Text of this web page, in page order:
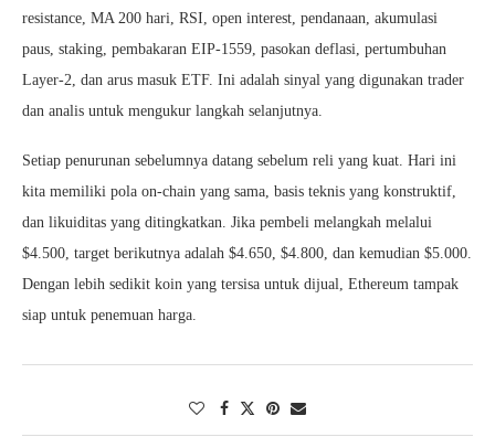
resistance, MA 200 hari, RSI, open interest, pendanaan, akumulasi
paus, staking, pembakaran EIP-1559, pasokan deflasi, pertumbuhan
Layer-2, dan arus masuk ETF. Ini adalah sinyal yang digunakan trader
dan analis untuk mengukur langkah selanjutnya.
Setiap penurunan sebelumnya datang sebelum reli yang kuat. Hari ini
kita memiliki pola on-chain yang sama, basis teknis yang konstruktif,
dan likuiditas yang ditingkatkan. Jika pembeli melangkah melalui
$4.500, target berikutnya adalah $4.650, $4.800, dan kemudian $5.000.
Dengan lebih sedikit koin yang tersisa untuk dijual, Ethereum tampak
siap untuk penemuan harga.